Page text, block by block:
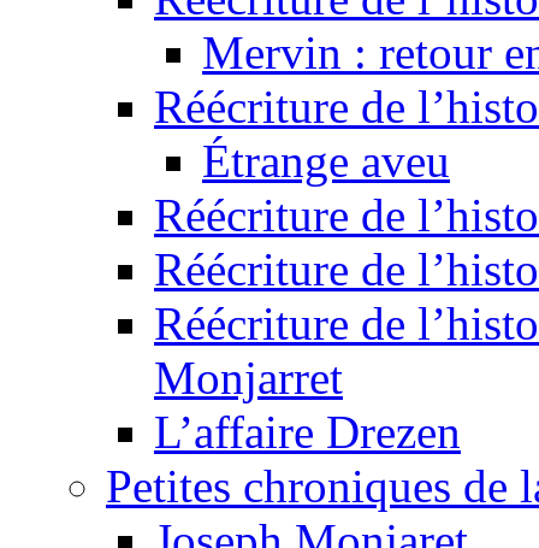
Mervin : retour
Réécriture de
Étrange aveu
Réécriture de
Réécriture de
Réécriture de
Monjarret
L’affaire Drezen
Petites chroniques de